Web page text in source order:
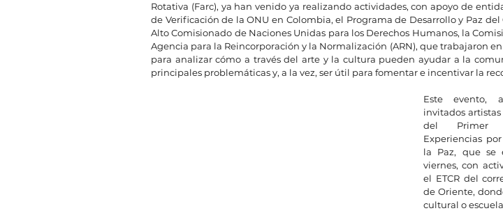
Rotativa (Farc), ya han venido ya realizando actividades, con apoyo de
de Verificación de la ONU en Colombia, el Programa de Desarrollo y Paz del
Alto Comisionado de Naciones Unidas para los Derechos Humanos, la
Agencia para la Reincorporación y la Normalización (ARN), que trabajaron
para analizar cómo a través del arte y la cultura pueden ayudar a la
principales problemáticas y, a la vez, ser útil para fomentar e incentivar la
Este evento,
invitados
del Primer
Experiencias
la Paz, que se
viernes, con
el ETCR del
de Oriente,
cultural o